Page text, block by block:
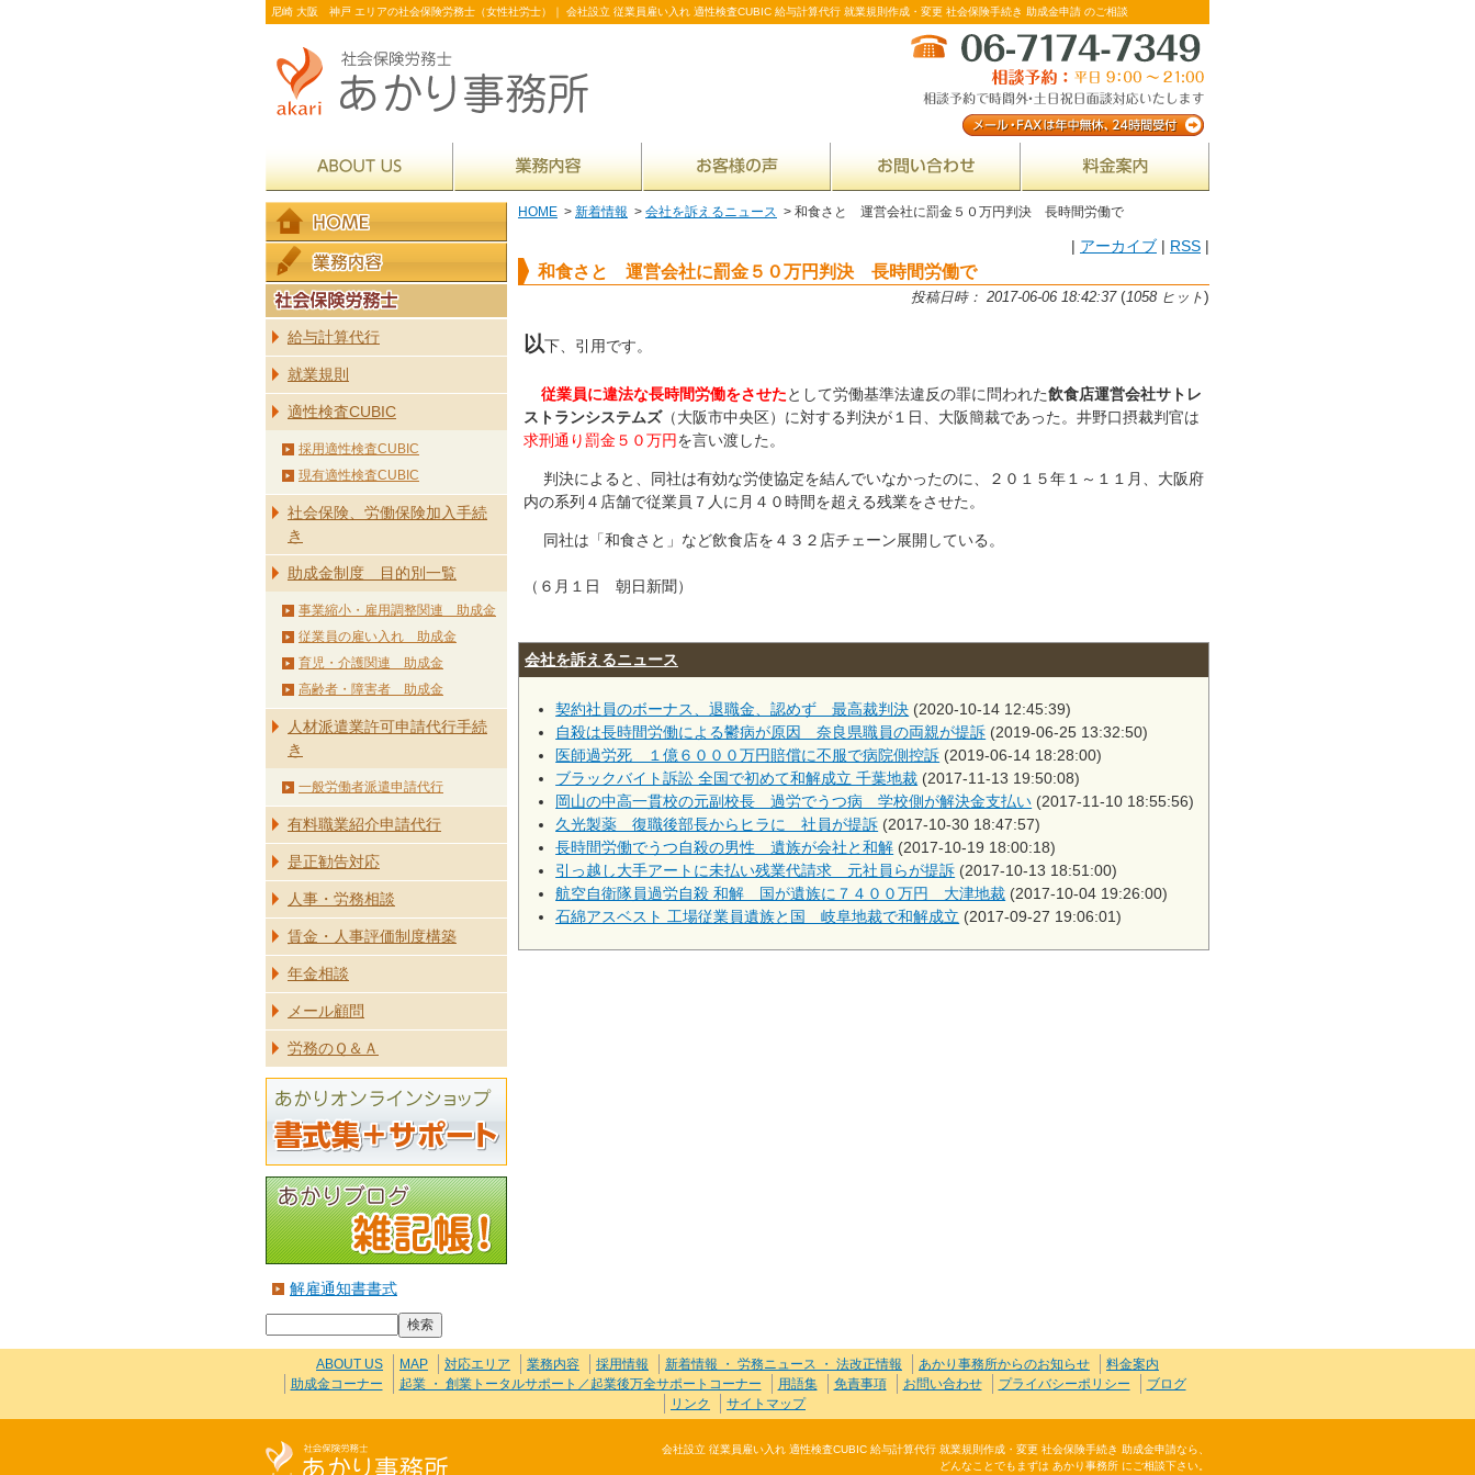
尼崎 大阪 神戸 エリアの社会保険労務士（女性社労士）｜ 会社設立 従業員雇い入れ 適性検査CUBIC 給与計算代行 就業規則作成・変更 社会保険手続き 助成金申請 のご相談
HOME > 新着情報 > 会社を訴えるニュース > 和食さと 運営会社に罰金５０万円判決 長時間労働で
| アーカイブ | RSS |
和食さと 運営会社に罰金５０万円判決 長時間労働で
投稿日時： 2017-06-06 18:42:37(1058 ヒット)
以下、引用です。
従業員に違法な長時間労働をさせたとして労働基準法違反の罪に問われた飲食店運営会社サトレ
ストランシステムズ（大阪市中央区）に対する判決が１日、大阪簡裁であった。井野口摂裁判官は
求刑通り罰金５０万円を言い渡した。
判決によると、同社は有効な労使協定を結んでいなかったのに、２０１５年１～１１月、大阪府
内の系列４店舗で従業員７人に月４０時間を超える残業をさせた。
同社は「和食さと」など飲食店を４３２店チェーン展開している。
（６月１日 朝日新聞）
会社を訴えるニュース
契約社員のボーナス、退職金、認めず 最高裁判決 (2020-10-14 12:45:39)
自殺は長時間労働による鬱病が原因 奈良県職員の両親が提訴 (2019-06-25 13:32:50)
医師過労死 １億６０００万円賠償に不服で病院側控訴 (2019-06-14 18:28:00)
ブラックバイト訴訟 全国で初めて和解成立 千葉地裁 (2017-11-13 19:50:08)
岡山の中高一貫校の元副校長 過労でうつ病 学校側が解決金支払い (2017-11-10 18:55:56)
久光製薬 復職後部長からヒラに 社員が提訴 (2017-10-30 18:47:57)
長時間労働でうつ自殺の男性 遺族が会社と和解 (2017-10-19 18:00:18)
引っ越し大手アートに未払い残業代請求 元社員らが提訴 (2017-10-13 18:51:00)
航空自衛隊員過労自殺 和解 国が遺族に７４００万円 大津地裁 (2017-10-04 19:26:00)
石綿アスベスト 工場従業員遺族と国 岐阜地裁で和解成立 (2017-09-27 19:06:01)
給与計算代行
就業規則
適性検査CUBIC
採用適性検査CUBIC
現有適性検査CUBIC
社会保険、労働保険加入手続
き
助成金制度 目的別一覧
事業縮小・雇用調整関連 助成金
従業員の雇い入れ 助成金
育児・介護関連 助成金
高齢者・障害者 助成金
人材派遣業許可申請代行手続
き
一般労働者派遣申請代行
有料職業紹介申請代行
是正勧告対応
人事・労務相談
賃金・人事評価制度構築
年金相談
メール顧問
労務のＱ＆Ａ
解雇通知書書式
ABOUT US MAP 対応エリア 業務内容 採用情報 新着情報 ・ 労務ニュース ・ 法改正情報 あかり事務所からのお知らせ
料金案内
助成金コーナー
起業 ・ 創業トータルサポート／起業後万全サポートコーナー 用語集 免責事項 お問い合わせ プライバシーポリシー
ブログ
リンク
サイトマップ
会社設立 従業員雇い入れ 適性検査CUBIC 給与計算代行 就業規則作成・変更 社会保険手続き 助成金申請なら、
どんなことでもまずは あかり事務所 にご相談下さい。